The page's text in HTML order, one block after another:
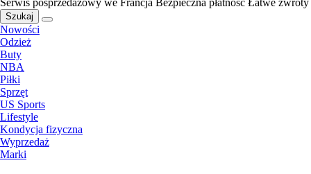
Serwis posprzedażowy we Francja Bezpieczna płatność Łatwe zwroty
Szukaj
Nowości
Odzież
Buty
NBA
Piłki
Sprzęt
US Sports
Lifestyle
Kondycja fizyczna
Wyprzedaż
Marki